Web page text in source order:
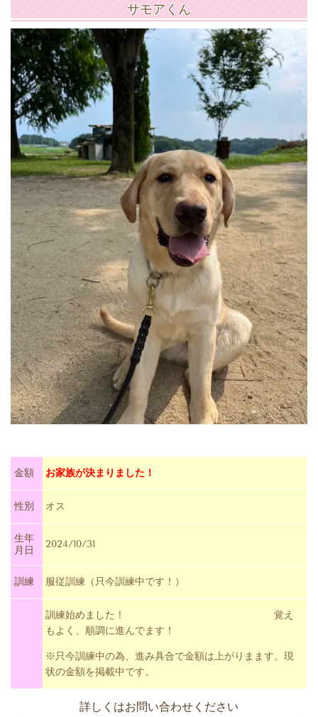
サモアくん
金額 お家族が決まりました！
性別 オス
生年
月日
2024/10/31
訓練 服従訓練（只今訓練中です！）
訓練始めました！ 覚え
もよく、順調に進んでます！
※只今訓練中の為、進み具合で金額は上がりまます。現
状の金額を掲載中です。
詳しくはお問い合わせください